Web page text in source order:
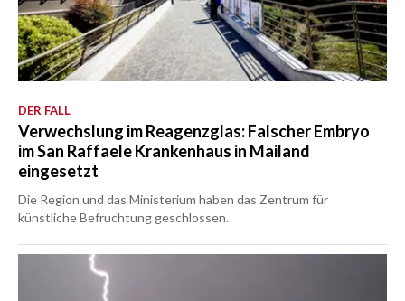
DER FALL
Verwechslung im Reagenzglas: Falscher Embryo
im San Raffaele Krankenhaus in Mailand
eingesetzt
Die Region und das Ministerium haben das Zentrum für
künstliche Befruchtung geschlossen.